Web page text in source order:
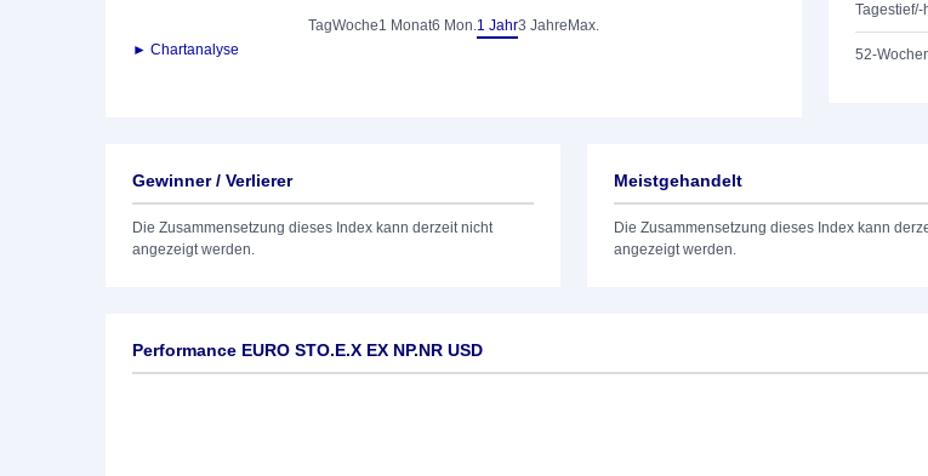
TagWoche1 Monat6 Mon.1 Jahr3 Jahre Max.
► Chartanalyse
Tagestief/-
52-
Gewinner / Verlierer
Die Zusammensetzung dieses Index kann derzeit nicht
angezeigt werden.
Meistgehandelt
Die Zusammensetzung dieses Index kann
angezeigt werden.
Performance EURO STO.E.X EX NP.NR USD